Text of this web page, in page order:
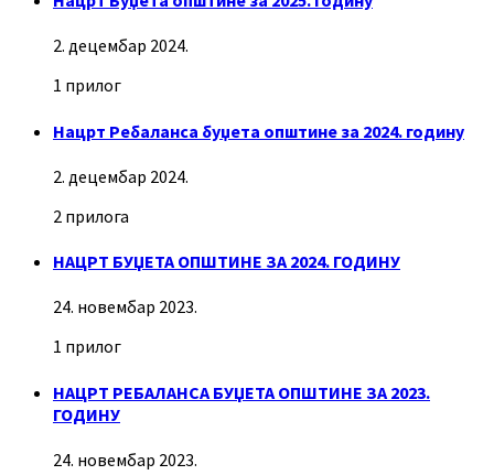
2. децембар 2024.
1 прилог
Нацрт Ребаланса буџета општине за 2024. годину
2. децембар 2024.
2 прилога
НАЦРТ БУЏЕТА ОПШТИНЕ ЗА 2024. ГОДИНУ
24. новембар 2023.
1 прилог
НАЦРТ РЕБАЛАНСА БУЏЕТА ОПШТИНЕ ЗА 2023.
ГОДИНУ
24. новембар 2023.